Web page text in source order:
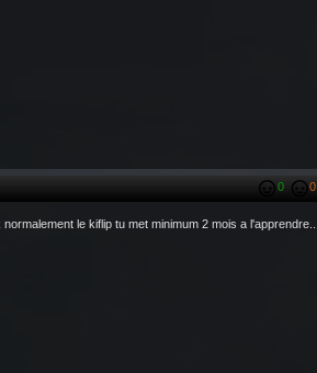
0 0
le kiflip tu met minimum 2 mois a l'apprendre...